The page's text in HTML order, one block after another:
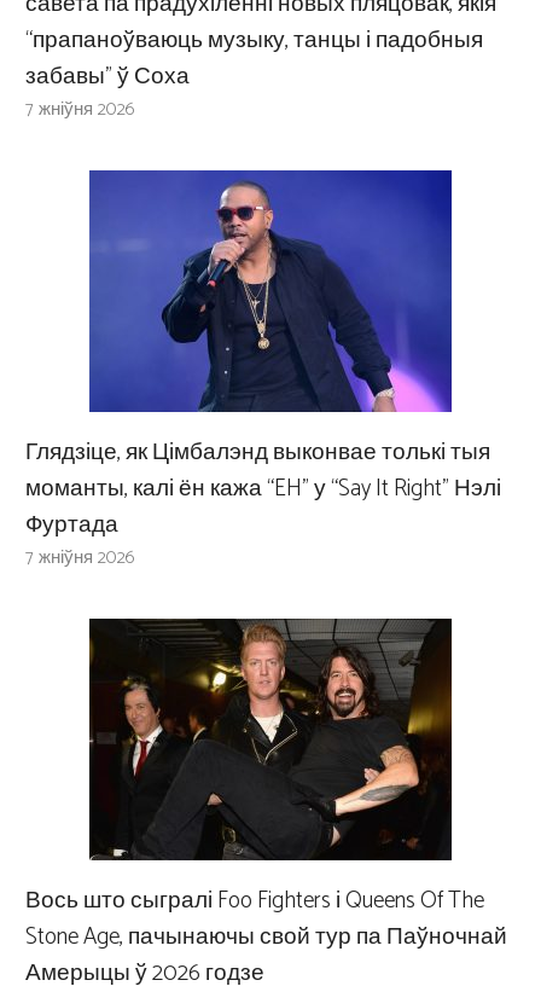
“прапаноўваюць музыку, танцы і падобныя
забавы” ў Соха
7 жніўня 2026
Глядзіце, як Цімбалэнд выконвае толькі тыя
моманты, калі ён кажа “EH” у “Say It Right” Нэлі
Фуртада
7 жніўня 2026
Вось што сыгралі Foo Fighters і Queens Of The
Stone Age, пачынаючы свой тур па Паўночнай
Амерыцы ў 2026 годзе